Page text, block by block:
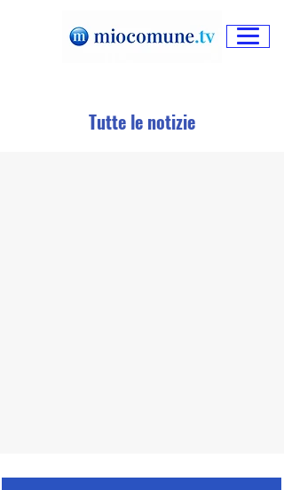
Tutte le notizie